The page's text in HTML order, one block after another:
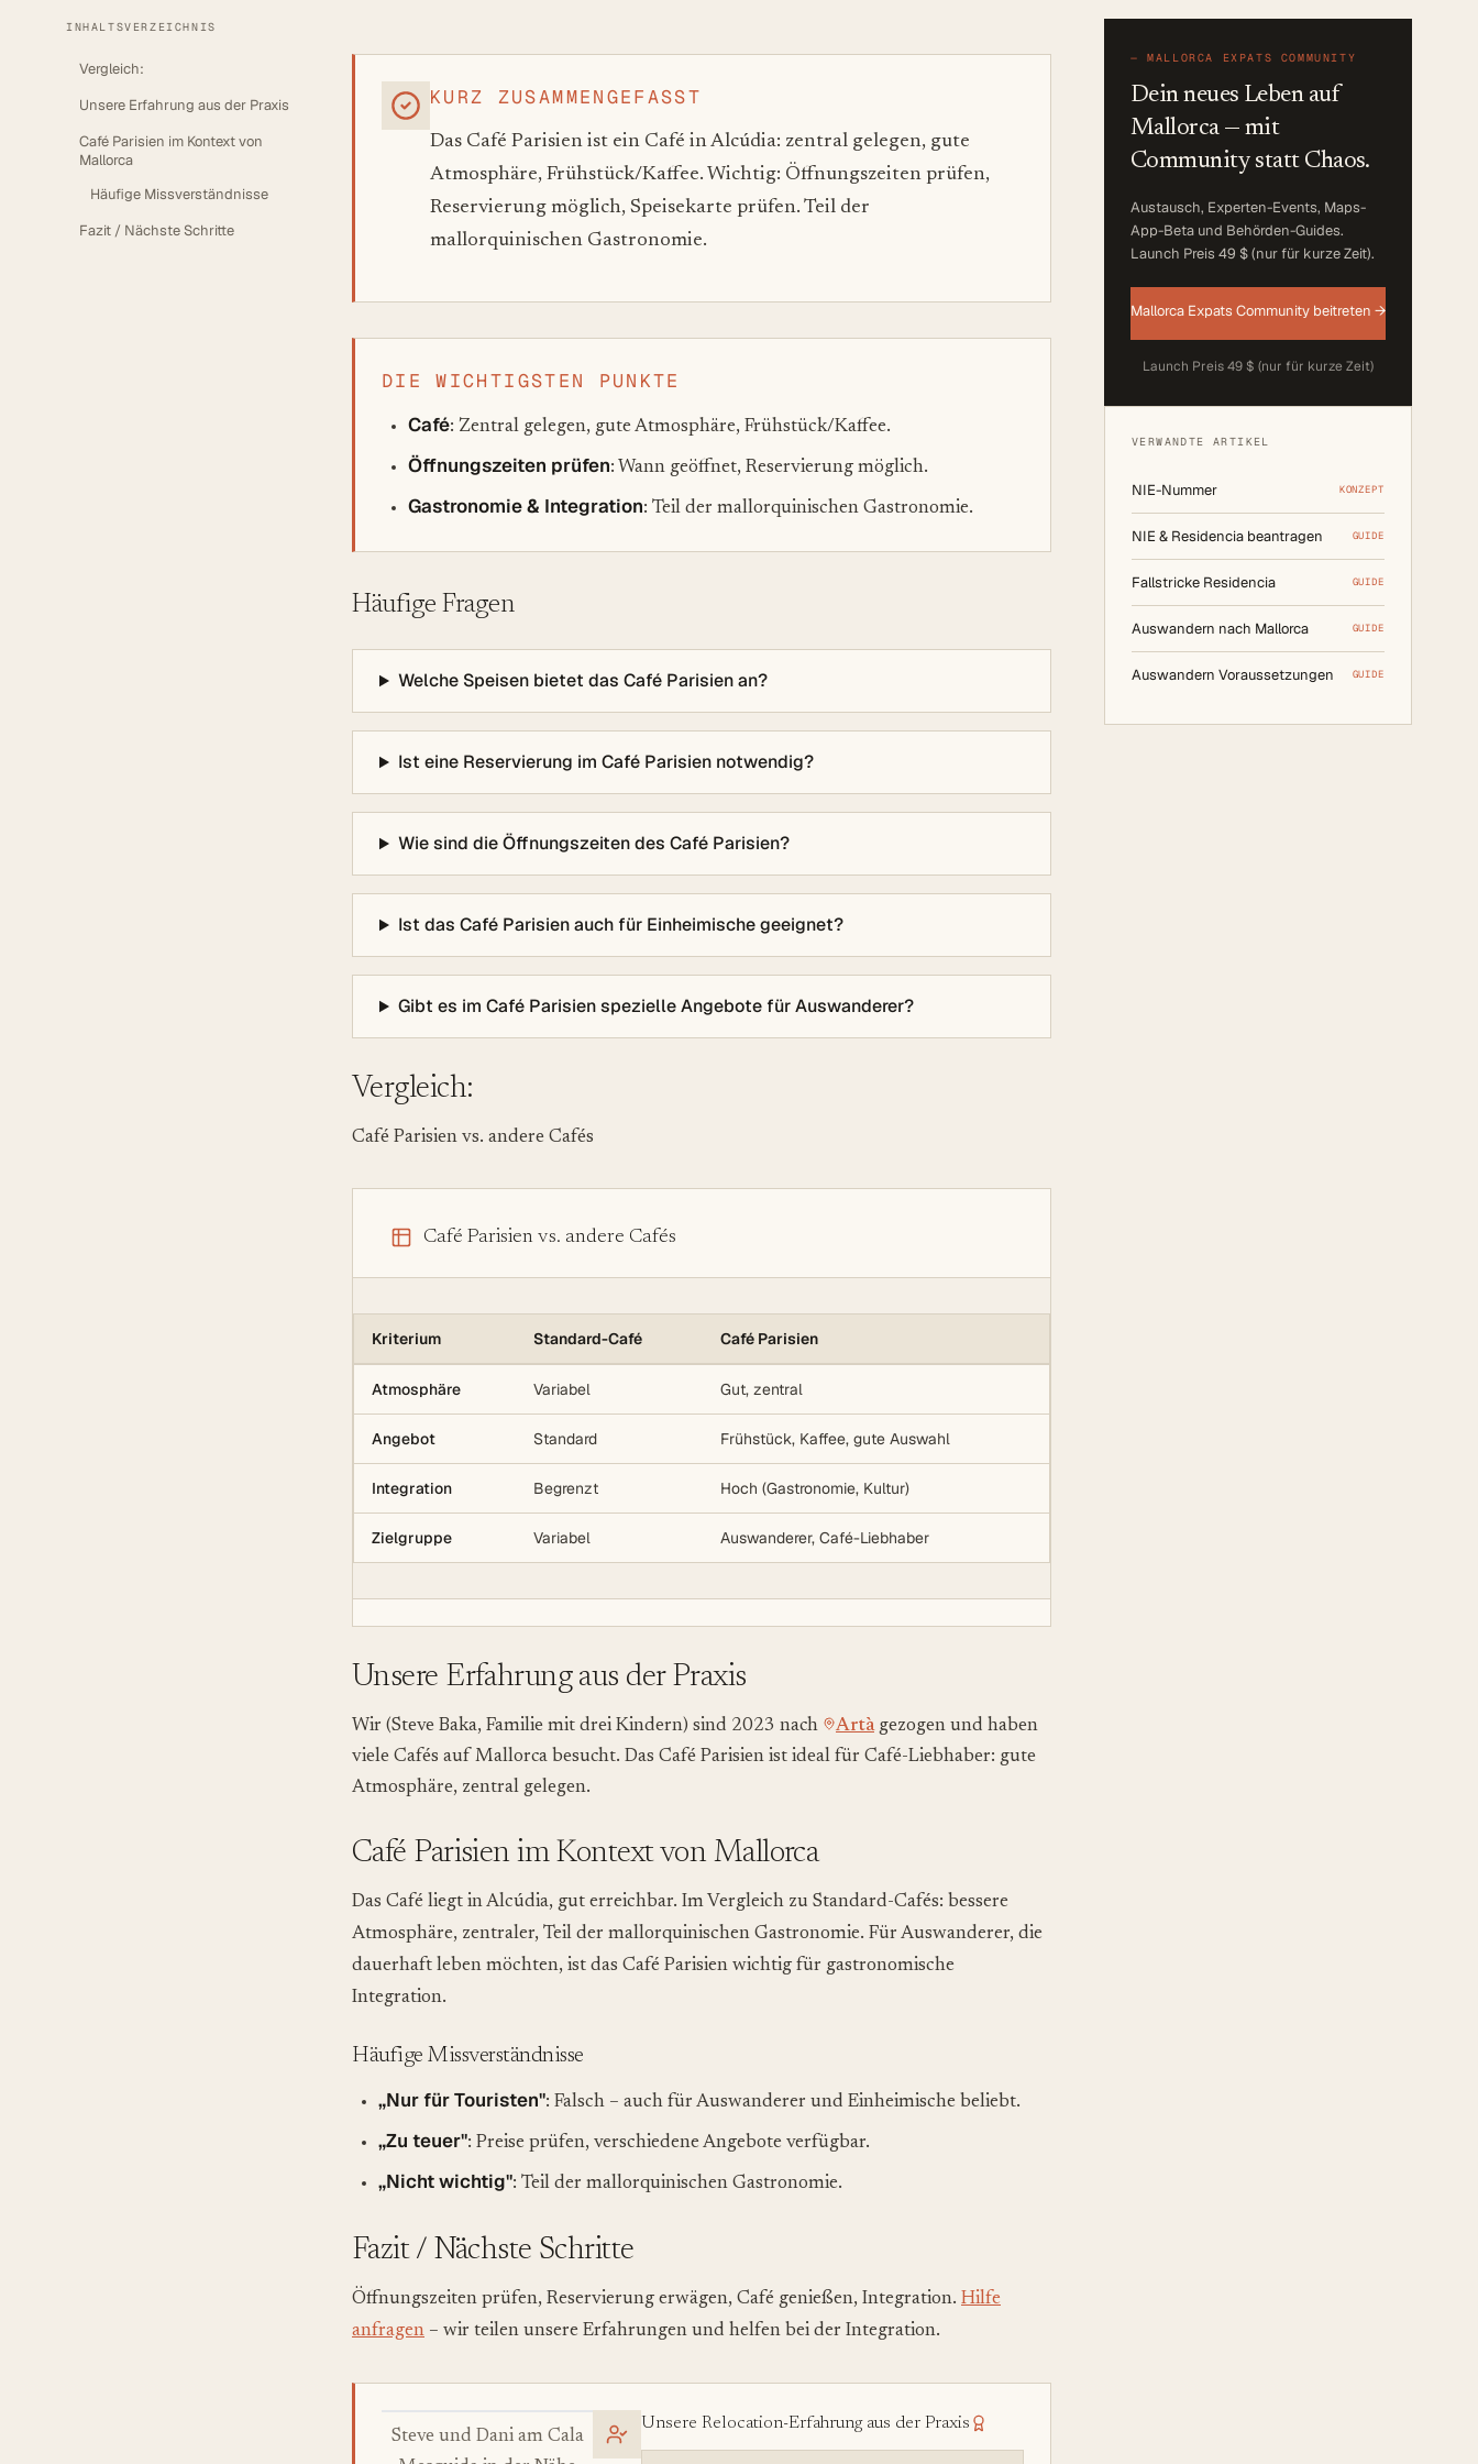
INHALTSVERZEICHNIS
Vergleich:
Unsere Erfahrung aus der Praxis
Café Parisien im Kontext von
Mallorca
Häufige Missverständnisse
Fazit / Nächste Schritte
KURZ ZUSAMMENGEFASST
Das Café Parisien ist ein Café in Alcúdia: zentral gelegen, gute
Atmosphäre, Frühstück/Kaffee. Wichtig: Öffnungszeiten prüfen,
Reservierung möglich, Speisekarte prüfen. Teil der
mallorquinischen Gastronomie.
DIE WICHTIGSTEN PUNKTE
Café: Zentral gelegen, gute Atmosphäre, Frühstück/Kaffee.
Öffnungszeiten prüfen: Wann geöffnet, Reservierung möglich.
Gastronomie & Integration: Teil der mallorquinischen Gastronomie.
Häufige Fragen
Welche Speisen bietet das Café Parisien an?
Ist eine Reservierung im Café Parisien notwendig?
Wie sind die Öffnungszeiten des Café Parisien?
Ist das Café Parisien auch für Einheimische geeignet?
Gibt es im Café Parisien spezielle Angebote für Auswanderer?
Vergleich:
Café Parisien vs. andere Cafés
Café Parisien vs. andere Cafés
Kriterium Standard-Café Café Parisien
Atmosphäre Variabel Gut, zentral
Angebot Standard Frühstück, Kaffee, gute Auswahl
Integration Begrenzt Hoch (Gastronomie, Kultur)
Zielgruppe Variabel Auswanderer, Café-Liebhaber
Unsere Erfahrung aus der Praxis
Wir (Steve Baka, Familie mit drei Kindern) sind 2023 nach Artàgezogen und haben
viele Cafés auf Mallorca besucht. Das Café Parisien ist ideal für Café-Liebhaber: gute
Atmosphäre, zentral gelegen.
Café Parisien im Kontext von Mallorca
Das Café liegt in Alcúdia, gut erreichbar. Im Vergleich zu Standard-Cafés: bessere
Atmosphäre, zentraler, Teil der mallorquinischen Gastronomie. Für Auswanderer, die
dauerhaft leben möchten, ist das Café Parisien wichtig für gastronomische
Integration.
Häufige Missverständnisse
„Nur für Touristen": Falsch – auch für Auswanderer und Einheimische beliebt.
„Zu teuer": Preise prüfen, verschiedene Angebote verfügbar.
„Nicht wichtig": Teil der mallorquinischen Gastronomie.
Fazit / Nächste Schritte
Öffnungszeiten prüfen, Reservierung erwägen, Café genießen, Integration. Hilfe
anfragen – wir teilen unsere Erfahrungen und helfen bei der Integration.
Steve und Dani am Cala
Unsere Relocation-Erfahrung aus der Praxis
—MALLORCA EXPATS COMMUNITY
Dein neues Leben auf
Mallorca — mit
Community statt Chaos.
Austausch, Experten-Events, Maps-
App-Beta und Behörden-Guides.
Launch Preis 49 $ (nur für kurze Zeit).
Mallorca Expats Community beitreten →
Launch Preis 49 $ (nur für kurze Zeit)
VERWANDTE ARTIKEL
NIE-Nummer KONZEPT
NIE & Residencia beantragen GUIDE
Fallstricke Residencia GUIDE
Auswandern nach Mallorca GUIDE
Auswandern Voraussetzungen GUIDE